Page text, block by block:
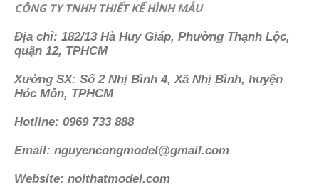
CÔNG TY TNHH THIẾT KẾ HÌNH MẪU
Địa chỉ: 182/13 Hà Huy Giáp, Phường Thạnh Lộc,
quận 12, TPHCM
Xưởng SX: Số 2 Nhị Bình 4, Xã Nhị Bình, huyện
Hóc Môn, TPHCM
Hotline: 0969 733 888
Email: nguyencongmodel@gmail.com
Website: noithatmodel.com